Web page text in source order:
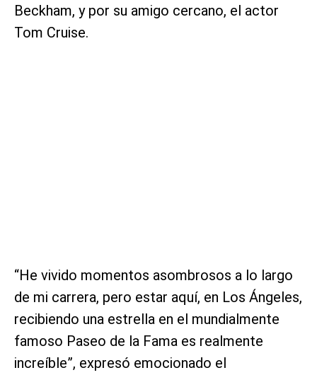
Beckham, y por su amigo cercano, el actor
Tom Cruise.
“He vivido momentos asombrosos a lo largo
de mi carrera, pero estar aquí, en Los Ángeles,
recibiendo una estrella en el mundialmente
famoso Paseo de la Fama es realmente
increíble”, expresó emocionado el